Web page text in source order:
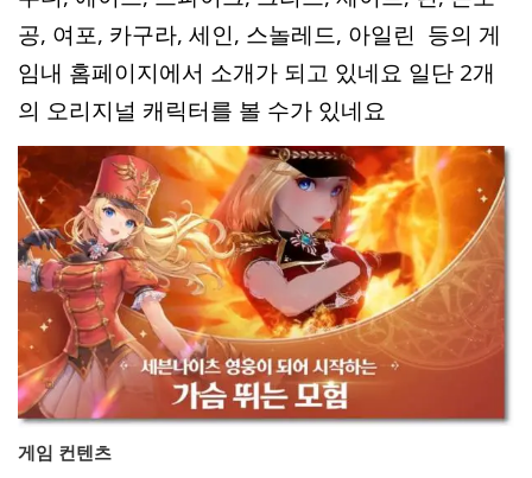
공, 여포, 카구라, 세인, 스놀레드, 아일린 등의 게
임내 홈페이지에서 소개가 되고 있네요 일단 2개
의 오리지널 캐릭터를 볼 수가 있네요
게임 컨텐츠